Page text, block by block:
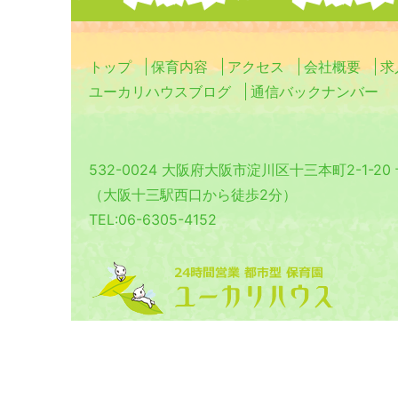
トップ 保育内容 アクセス 会社概要
求
ユーカリハウスブログ
通信バックナンバー
532-0024 大阪府大阪市淀川区十三本町2-1-20
（大阪十三駅西口から徒歩2分）
TEL:06-6305-4152